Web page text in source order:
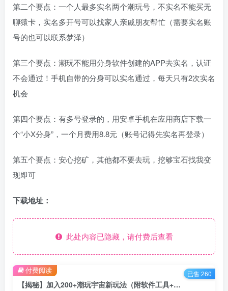
第二个要点：一个人最多实名两个潮玩号，不实名不能买无
聊猿卡，实名多开号可以找家人亲戚朋友帮忙（需要实名账
号的也可以联系梦泽）
第三个要点：潮玩不能用分身软件创建的APP去实名，认证
不会通过！手机自带的分身可以实名通过，每天只有2次实名
机会
第四个要点：有多号登录的，用安卓手机在应用商店下载一
个“小X分身”，一个月费用8.8元（账号记得先实名再登录）
第五个要点：安心挖矿，其他都不要去玩，挖够宝石找我变
现即可
下载地址：
此处内容已隐藏，请付费后查看
【揭秘】加入200+潮玩宇宙新玩法（附软件工具+教程）
付费阅读 已售 260